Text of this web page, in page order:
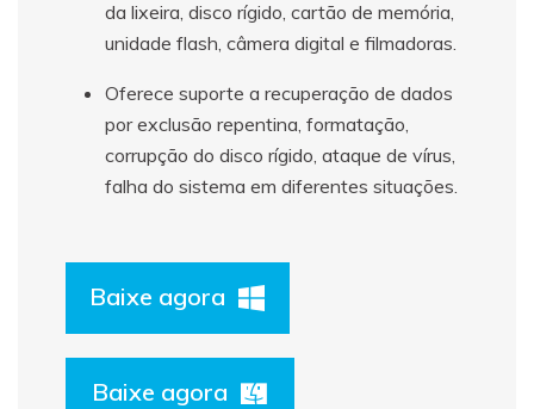
da lixeira, disco rígido, cartão de memória,
unidade flash, câmera digital e filmadoras.
Oferece suporte a recuperação de dados
por exclusão repentina, formatação,
corrupção do disco rígido, ataque de vírus,
falha do sistema em diferentes situações.
Baixe agora
Baixe agora